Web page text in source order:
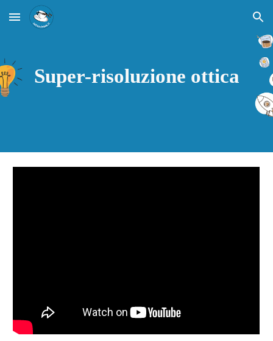
Skip to main content Skip to navigation
Super-risoluzione ottica